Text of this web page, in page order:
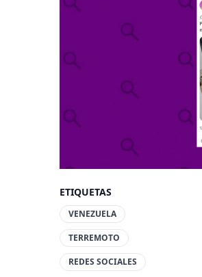
ETIQUETAS
VENEZUELA
TERREMOTO
REDES SOCIALES